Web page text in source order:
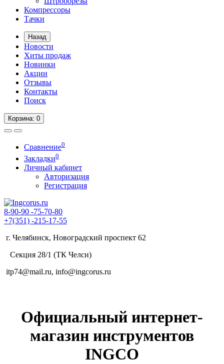
Компрессоры
Тачки
Назад
Новости
Хиты продаж
Новинки
Акции
Отзывы
Контакты
Поиск
Корзина: 0
Сравнение0
Закладки0
Личный кабинет
Авторизация
Регистрация
8-90-90 -75-70-80
+7(351) -215-17-55
г. Челябинск, Новоградский проспект 62
Секция 28/1 (ТК Челси)
itp74@mail.ru, info@ingcorus.ru
Официальный интернет-
магазин инструментов
INGCO